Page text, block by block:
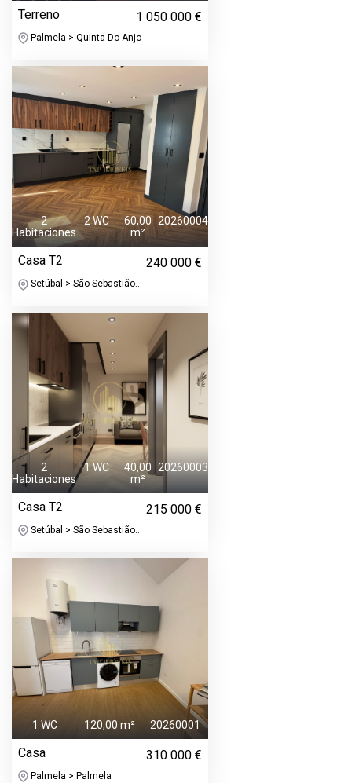
Terreno 1 050 000 €
Palmela > Quinta Do Anjo
2
Habitaciones
2 WC
60,00
m²
20260004
Casa T2 240 000 €
Setúbal > São Sebastião...
2
Habitaciones
1 WC
40,00
m²
20260003
Casa T2 215 000 €
Setúbal > São Sebastião...
1 WC 120,00 m² 20260001
Casa 310 000 €
Palmela > Palmela